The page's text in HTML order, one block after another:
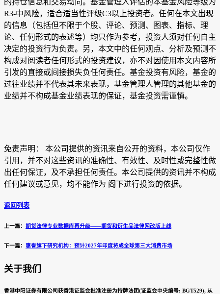
的持仓信息和交易动向。基金管理人评估的本基金风险等级为
R3-中风险，适合适当性评级C3以上投资者。任何在本文出现
的信息（包括但不限于个股、评论、预测、图表、指标、理
论、任何形式的表述等）均只作为参考，投资人须对任何自主
决定的投资行为负责。另，本文中的任何观点、分析及预测不
构成对阅读者任何形式的投资建议，亦不对因使用本文内容所
引发的直接或间接损失负任何责任。基金投资有风险，基金的
过往业绩并不代表其未来表现，基金管理人管理的其他基金的
业绩并不构成基金业绩表现的保证，基金投资需谨慎。
免责声明： 本公司提供的资讯来自公开的资料，本公司仅作
引用，并不对这些资讯的准确性、有效性、及时性或完整性做
出任何保证，及不承担任何责任。本公司提供的资讯并不构成
任何建议或意见，均不能作为 阁下进行投资的依据。
返回列表
上一篇： 期货法律专业数据库再升级——期货和衍生品法律网改版上线
下一篇： 惠誉旗下研究机构：预计2027年印度将成全球第三大消费市场
关于我们
香港中阳证券有限公司获香港证监会批准注册为持牌法团(证监会中央编号: BGT529), 从